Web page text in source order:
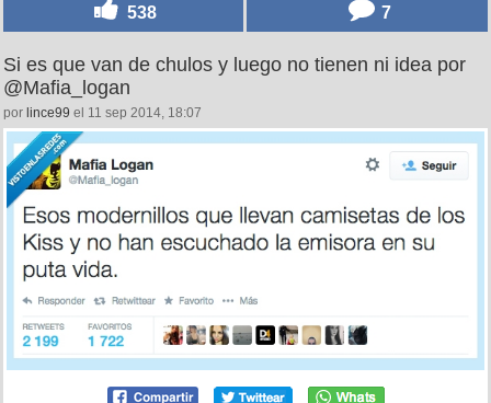
538 7
Si es que van de chulos y luego no tienen ni idea por
@Mafia_logan
por lince99 el 11 sep 2014, 18:07